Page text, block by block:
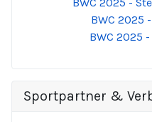
BWC 2025
BWC 2025
Sportpartner &